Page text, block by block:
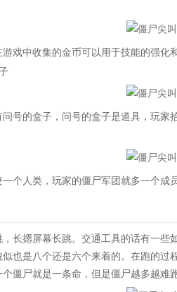
中收集的金币可以用于技能的强化和
的盒子，问号的盒子是道具，玩家
人类，玩家的僵尸军团就多一个成
摁屏幕长跳。交通工具的话有一些
也是八个还是六个来着的。在跑的
僵尸就是一条命，但是僵尸越多越难